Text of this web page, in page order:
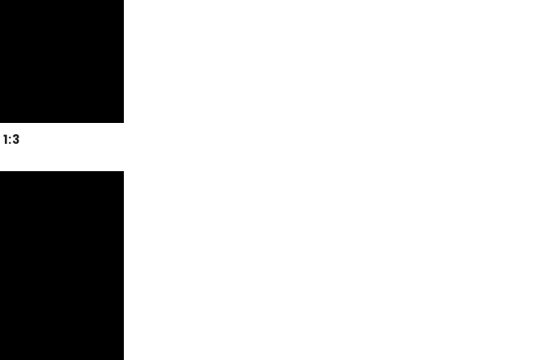
1:3